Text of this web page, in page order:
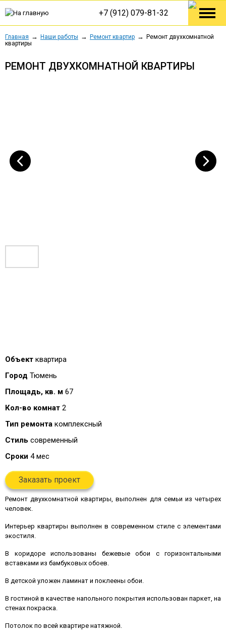
+7 (912) 079-81-32
Главная Наши работы Ремонт квартир
Ремонт двухкомнатной
квартиры
РЕМОНТ ДВУХКОМНАТНОЙ КВАРТИРЫ
Объект квартира
Город Тюмень
Площадь, кв. м 67
Кол-во комнат 2
Тип ремонта комплексный
Стиль современный
Сроки 4 мес
Заказать проект
Ремонт двухкомнатной квартиры, выполнен для семьи из четырех
человек.
Интерьер квартиры выполнен в современном стиле с элементами
экостиля.
В коридоре использованы бежевые обои с горизонтальными
вставками из бамбуковых обоев.
В детской уложен ламинат и поклеены обои.
В гостиной в качестве напольного покрытия использован паркет, на
стенах покраска.
Потолок по всей квартире натяжной.